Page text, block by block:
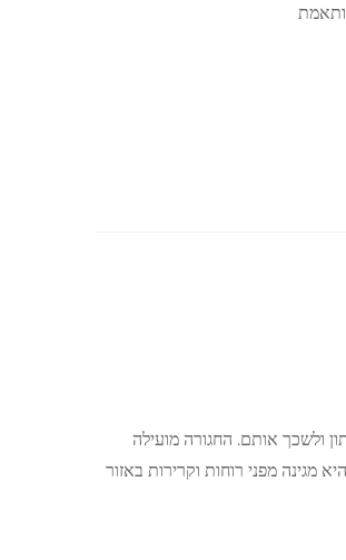
ולשכך אותם. החגורה מועילה
מגינה מפני רוחות וקרירות באזור